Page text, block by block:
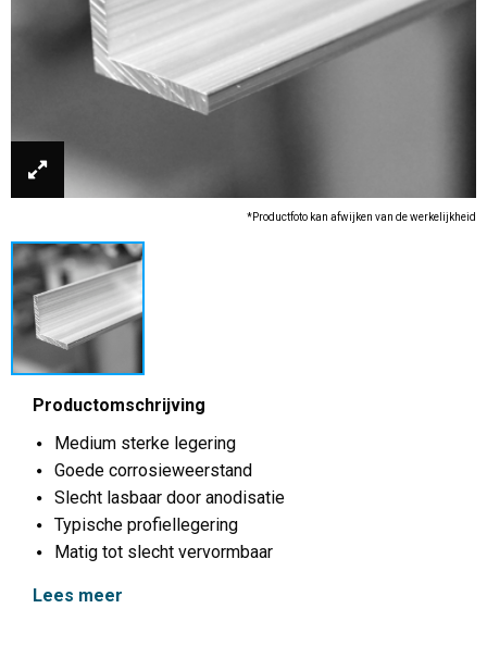
*Productfoto kan afwijken van de werkelijkheid
Productomschrijving
Medium sterke legering
Goede corrosieweerstand
Slecht lasbaar door anodisatie
Typische profiellegering
Matig tot slecht vervormbaar
Lees meer